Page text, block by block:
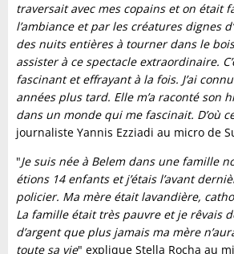
traversait avec mes copains et on était
l’ambiance et par les créatures dignes
des nuits entières à tourner dans le
assister à ce spectacle extraordinaire.
fascinant et effrayant à la fois. J’ai
années plus tard. Elle m’a raconté son
dans un monde qui me fascinait. D’où
journaliste Yannis Ezziadi au micro de
"Je suis née à Belem dans une famille
étions 14 enfants et j’étais l’avant
policier. Ma mère était lavandière,
La famille était très pauvre et je rêvais
d’argent que plus jamais ma mère
toute sa vie" explique Stella Rocha au